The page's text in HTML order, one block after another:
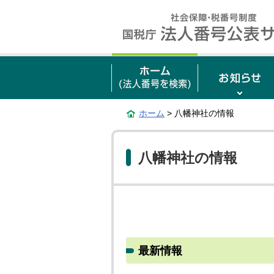
ホーム > 八幡神社の情報
八幡神社の情報
最新情報